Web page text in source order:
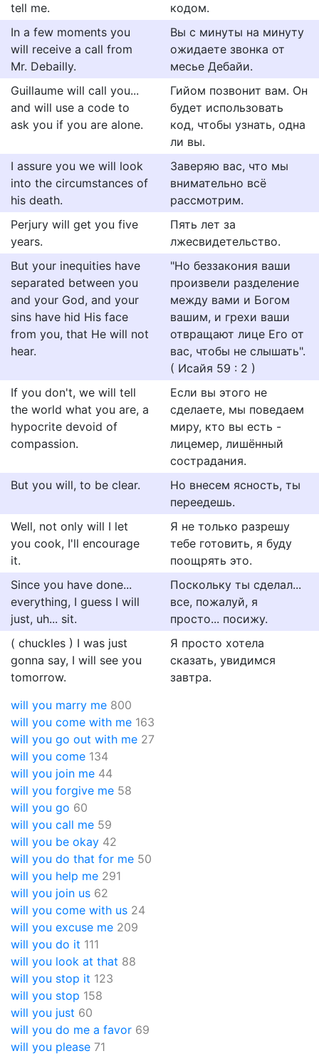
tell me.
кодом.
In a few moments you
will receive a call from
Mr. Debailly.
Вы с минуты на минуту
ожидаете звонка от
месье Дебайи.
Guillaume will call you...
and will use a code to
ask you if you are alone.
Гийом позвонит вам. Он
будет использовать
код, чтобы узнать, одна
ли вы.
I assure you we will look
into the circumstances of
his death.
Заверяю вас, что мы
внимательно всё
рассмотрим.
Perjury will get you five
years.
Пять лет за
лжесвидетельство.
But your inequities have
separated between you
and your God, and your
sins have hid His face
from you, that He will not
hear.
"Но беззакония ваши
произвели разделение
между вами и Богом
вашим, и грехи ваши
отвращают лице Его от
вас, чтобы не слышать".
( Исайя 59 : 2 )
If you don't, we will tell
the world what you are, a
hypocrite devoid of
compassion.
Если вы этого не
сделаете, мы поведаем
миру, кто вы есть -
лицемер, лишённый
сострадания.
But you will, to be clear.
Но внесем ясность, ты
переедешь.
Well, not only will I let
you cook, I'll encourage
it.
Я не только разрешу
тебе готовить, я буду
поощрять это.
Since you have done...
everything, I guess I will
just, uh... sit.
Поскольку ты сделал...
все, пожалуй, я
просто... посижу.
( chuckles ) I was just
gonna say, I will see you
tomorrow.
Я просто хотела
сказать, увидимся
завтра.
will you marry me 800
will you come with me 163
will you go out with me 27
will you come 134
will you join me 44
will you forgive me 58
will you go 60
will you call me 59
will you be okay 42
will you do that for me 50
will you help me 291
will you join us 62
will you come with us 24
will you excuse me 209
will you do it 111
will you look at that 88
will you stop it 123
will you stop 158
will you just 60
will you do me a favor 69
will you please 71